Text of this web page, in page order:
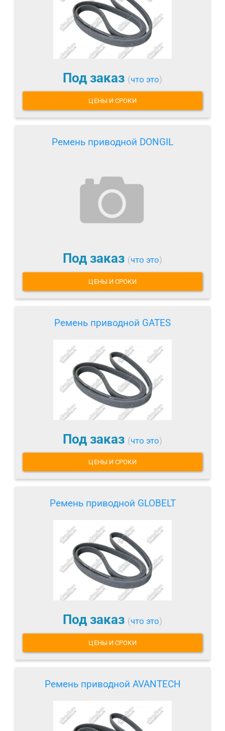
Под заказ (что это)
ЦЕНЫ И СРОКИ
Ремень приводной DONGIL
Под заказ (что это)
ЦЕНЫ И СРОКИ
Ремень приводной GATES
Под заказ (что это)
ЦЕНЫ И СРОКИ
Ремень приводной GLOBELT
Под заказ (что это)
ЦЕНЫ И СРОКИ
Ремень приводной AVANTECH